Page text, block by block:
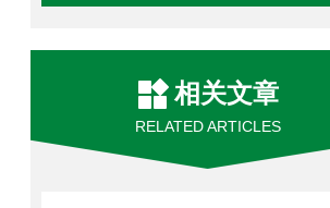
相关文章
RELATED ARTICLES